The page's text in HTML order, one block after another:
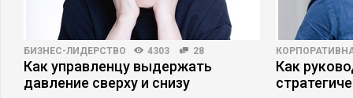
БИЗНЕС-ЛИДЕРСТВО 4303 28
Как управленцу выдержать
давление сверху и снизу
Как